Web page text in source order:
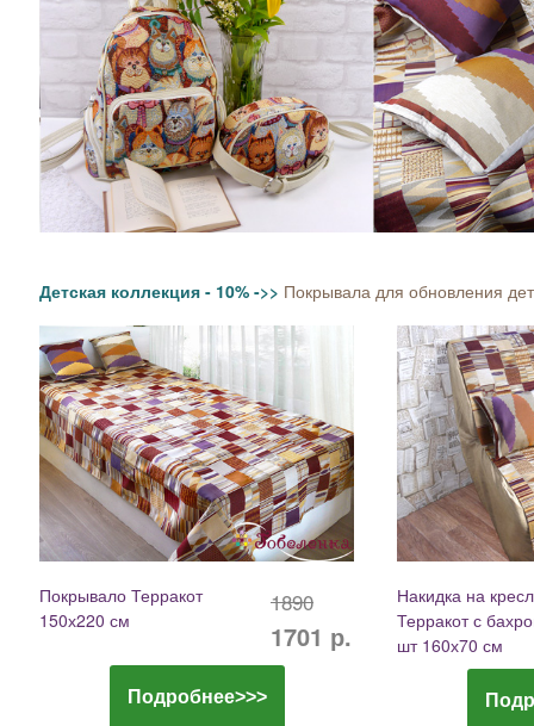
Детская коллекция - 10% ->> Покрывала для обновления
Покрывало Терракот
150х220 см
1890
1701 р.
Подробнее>>>
Накидка на
Терракот с
шт 160х70 см